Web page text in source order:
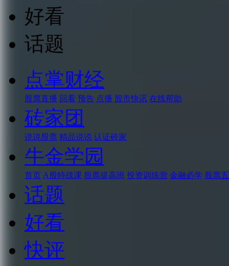
好看
话题
点掌财经
股票直播 回看 预告 点播 股市快讯 在线帮助
砖家团
说说股票 精品说说 认证砖家
牛金学园
首页 A股特战课 股票提高班 投资训练营 金融必学 股票
话题
好看
快评